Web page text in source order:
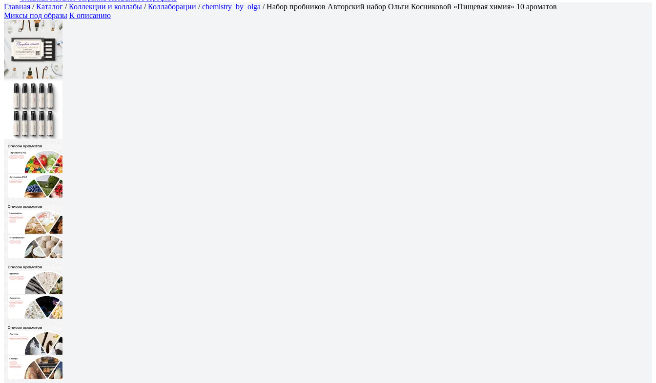
Главная /Каталог /Коллекции и коллабы /Коллаборации /chemistry_by_olga /Набор пробников Авторский набор Ольги Косниковой «Пищевая химия» 10 ароматов
Миксы под образы К описанию